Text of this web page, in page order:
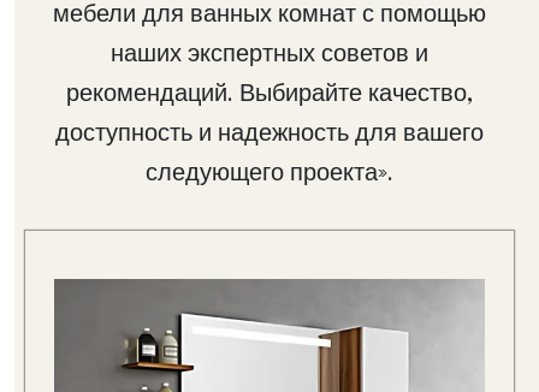
мебели для ванных комнат с помощью
наших экспертных советов и
рекомендаций. Выбирайте качество,
доступность и надежность для вашего
следующего проекта».